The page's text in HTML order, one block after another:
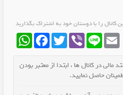
کانال را با دوستان خود به اشتراک بگذارید
WhatsAppFacebookTwitter Viber Line Email
مالی در کانال ها ، ابتدا از معتبر بودن
حاصل نمایید.